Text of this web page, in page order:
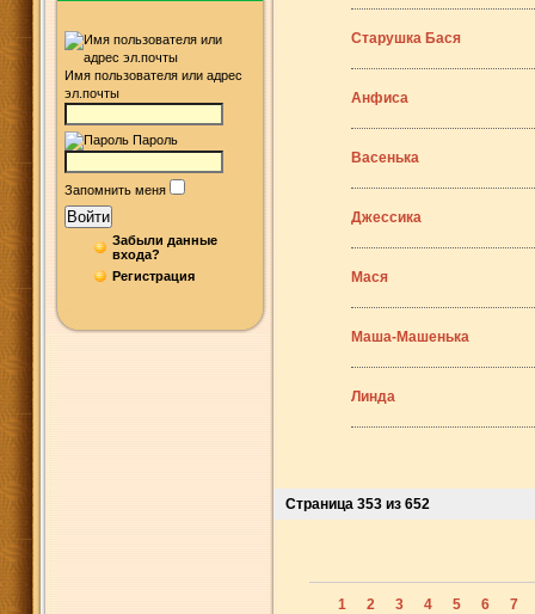
Имя пользователя или адрес
эл.почты
Пароль
Запомнить меня
Войти
Забыли данные
входа?
Регистрация
Старушка Бася
Анфиса
Васенька
Джессика
Мася
Маша-Машенька
Линда
Страница 353 из 652
1 2 3 4 5 6
7